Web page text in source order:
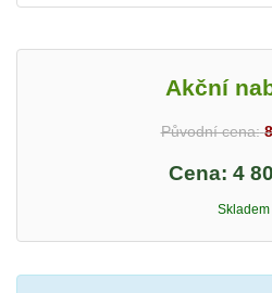
Akční
Původní cena:
Cena: 4
Skladem